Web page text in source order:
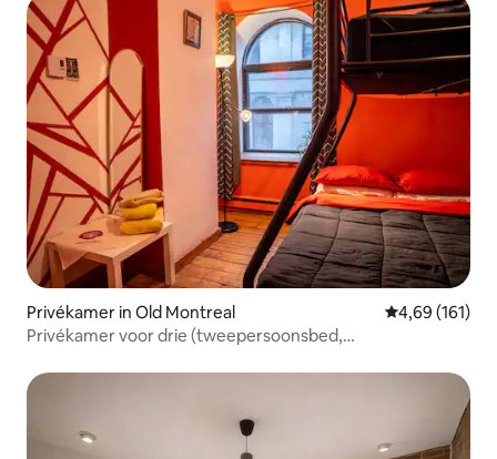
Privékamer in Old Montreal Gemiddelde
4,69 (161)
Privékamer voor drie (tweepersoonsbed,